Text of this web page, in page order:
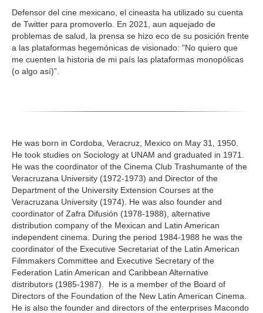
Defensor del cine mexicano, el cineasta ha utilizado su cuenta
de Twitter para promoverlo. En 2021, aun aquejado de
problemas de salud, la prensa se hizo eco de su posición frente
a las plataformas hegemónicas de visionado: "No quiero que
me cuenten la historia de mi país las plataformas monopólicas
(o algo así)”.
He was born in Cordoba, Veracruz, Mexico on May 31, 1950.
He took studies on Sociology at UNAM and graduated in 1971.
He was the coordinator of the Cinema Club Trashumante of the
Veracruzana University (1972-1973) and Director of the
Department of the University Extension Courses at the
Veracruzana University (1974). He was also founder and
coordinator of Zafra Difusión (1978-1988), alternative
distribution company of the Mexican and Latin American
independent cinema. During the period 1984-1988 he was the
coordinator of the Executive Secretariat of the Latin American
Filmmakers Committee and Executive Secretary of the
Federation Latin American and Caribbean Alternative
distributors (1985-1987). He is a member of the Board of
Directors of the Foundation of the New Latin American Cinema.
He is also the founder and directors of the enterprises Macondo